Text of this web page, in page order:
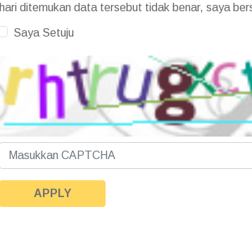
hari ditemukan data tersebut tidak benar, saya
Saya Setuju
APPLY